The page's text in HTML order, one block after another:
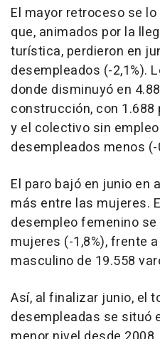
El mayor retroceso se
que, animados por la
turística, perdieron en
desempleados (-2,1%).
donde disminuyó en
construcción, con 1.688
y el colectivo sin
desempleados menos (-
El paro bajó en junio en
más entre las mujeres.
desempleo femenino
mujeres (-1,8%), frente
masculino de 19.558
Así, al finalizar junio, el
desempleadas se situó